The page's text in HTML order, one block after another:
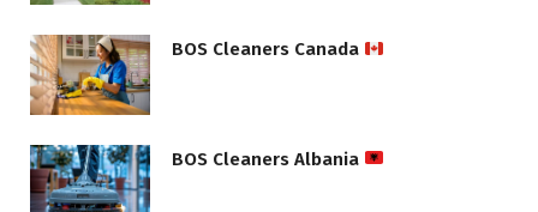
BOS Cleaners Canada
BOS Cleaners Albania